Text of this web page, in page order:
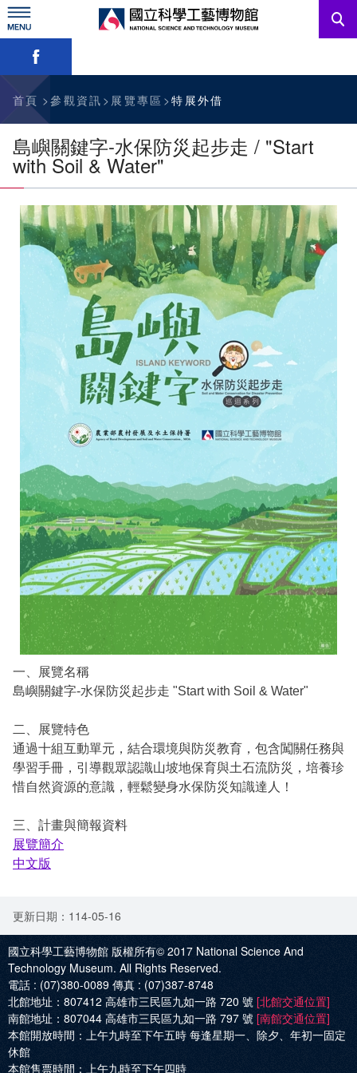
跳
到
主
要
訊息公告
參觀資訊
教育資源
網站服務
關於我們
English
略過字型切換，社群分享工具列
首頁 參觀資訊 展覽專區 特展外借
島嶼關鍵字-水保防災起步走 / "Start
with Soil & Water"
一、展覽名稱
島嶼關鍵字-水保防災起步走 "Start with Soil & Water"
二、展覽特色
通過十組互動單元，結合環境與防災教育，包含闖關任務與
學習手冊，引導觀眾認識山坡地保育與土石流防災，培養珍
惜自然資源的意識，輕鬆變身水保防災知識達人！
三、計畫與簡報資料
展覽簡介
中文版
更新日期：114-05-16
國立科學工藝博物館 版權所有© 2017 National Science And
Technology Museum. All Rights Reserved.
電話 : (07)380-0089 傳真 : (07)387-8748
北館地址： 807412 高雄市三民區九如一路 720 號 [北館交通位置]
南館地址： 807044 高雄市三民區九如一路 797 號 [南館交通位置]
本館開放時間： 上午九時至下午五時 每逢星期一、除夕、年初一固定
休館
本館售票時間： 上午九時至下午四時